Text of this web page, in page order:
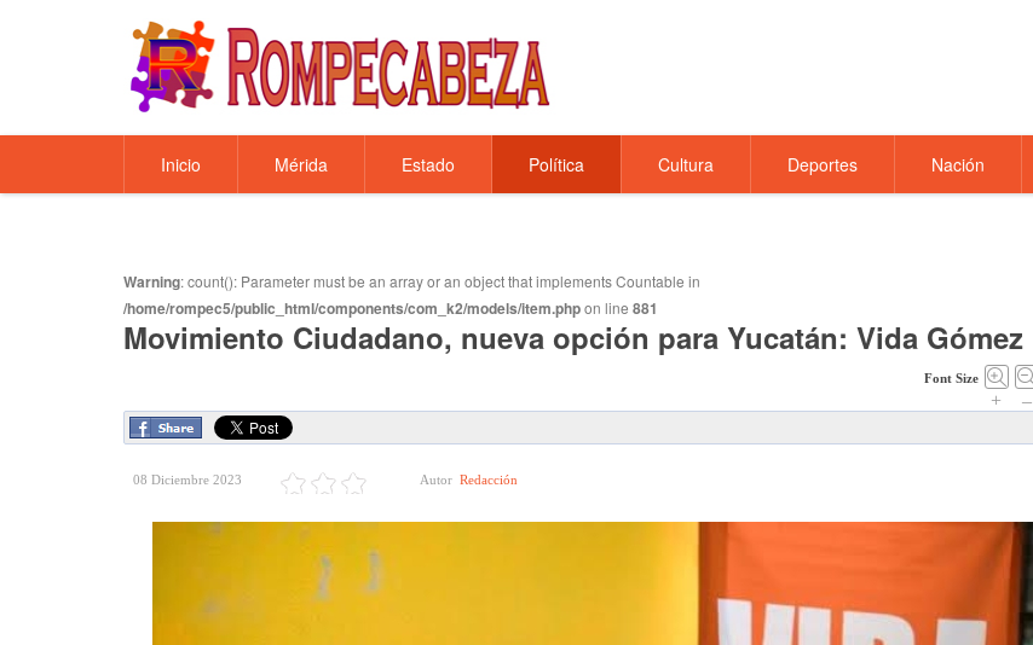
Inicio Mérida Estado Política Cultura Deportes Nación
Warning: count(): Parameter must be an array or an object that implements Countable in
/home/rompec5/public_html/components/com_k2/models/item.phpon line 881
Movimiento Ciudadano, nueva opción para Yucatán: Vida Gómez
Font Size
+ –
08 Diciembre 2023 Autor Redacción
Investigan caso de adolescente